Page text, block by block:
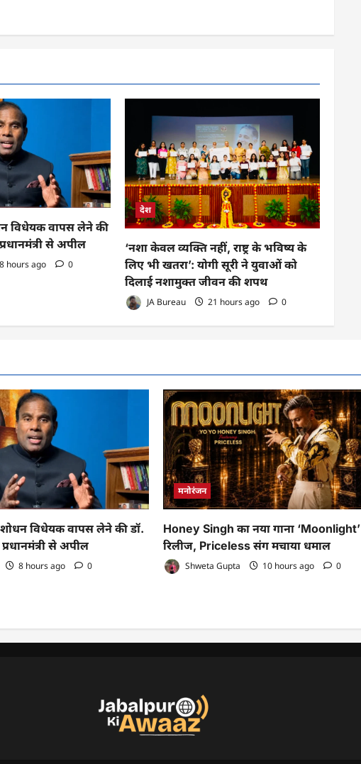
विधेयक वापस लेने की
से अपील
8 hours ago 0
देश
‘नशा केवल व्यक्ति नहीं, राष्ट्र के भविष्य के
लिए भी खतरा’: योगी सूरी ने युवाओं को
दिलाई नशामुक्त जीवन की शपथ
JA Bureau 21 hours ago 0
विधेयक वापस लेने की डॉ.
से अपील
8 hours ago 0
मनोरंजन
Honey Singh का नया गाना ‘Moonlight’
रिलीज, Priceless संग मचाया धमाल
Shweta Gupta 10 hours ago 0